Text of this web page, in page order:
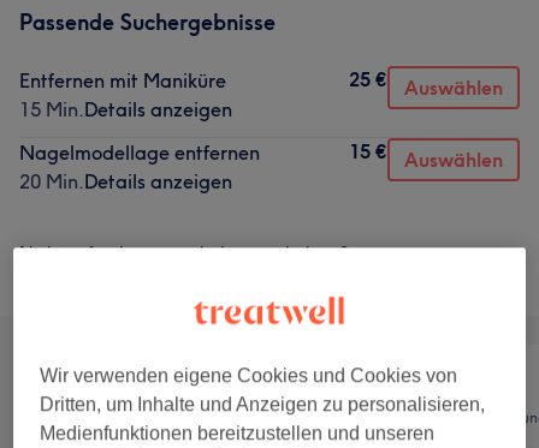
Passende Suchergebnisse
Entfernen mit Maniküre
15 Min.Details anzeigen
25 € Auswählen
Nagelmodellage entfernen
20 Min.Details anzeigen
15 € Auswählen
Nicht gefunden wonach du gesucht hast?
Alle Nägel
Wir verwenden eigene Cookies und Cookies von
Dritten, um Inhalte und Anzeigen zu personalisieren,
Medienfunktionen bereitzustellen und unseren